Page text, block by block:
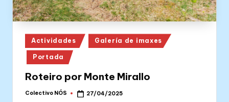
Posted
in
Actividades Galería de imaxes
Portada
Roteiro por Monte Mirallo
Posted
Colectivo NÓS 27/04/2025